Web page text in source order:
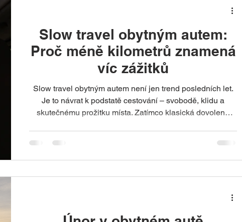
Slow travel obytným autem:
Proč méně kilometrů znamená
víc zážitků
Slow travel obytným autem není jen trend posledních let.
Je to návrat k podstatě cestování – svobodě, klidu a
skutečnému prožitku místa. Zatímco klasická dovolená